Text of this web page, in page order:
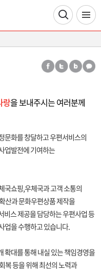
랑을 보내주시는 여러분께
문화를 창달하고 우편서비스의
업발전에 기여하는
국쇼핑,우체국과 고객 소통의
산과 문화우편상품 제작을
스 제공을 담당하는 우편사업 등
업을 수행하고 있습니다.
확대를 통해 내실 있는 책임경영을
복 등을 위해 최선의 노력과